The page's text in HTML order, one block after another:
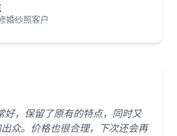
婚纱照客户
好，保留了原有的特点，同时又
众。价格也很合理，下次还会再